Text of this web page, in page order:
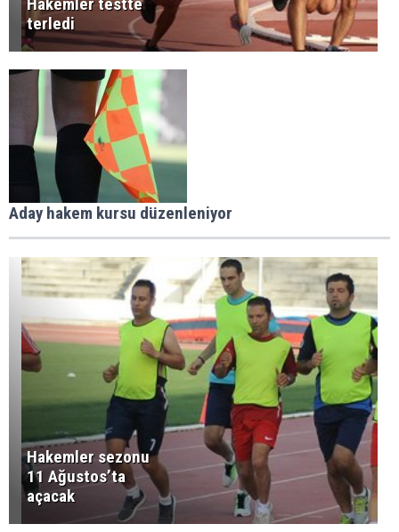
terledi
Aday hakem kursu düzenleniyor
Hakemler sezonu
11 Ağustos’ta
açacak